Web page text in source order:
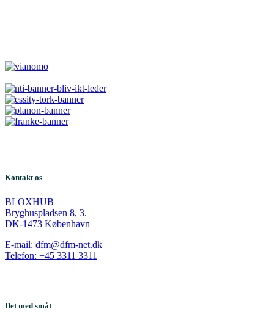
Kontakt os
BLOXHUB
Bryghuspladsen 8, 3.
DK-1473 København
E-mail: dfm@dfm-net.dk
Telefon: +45 3311 3311
Det med småt